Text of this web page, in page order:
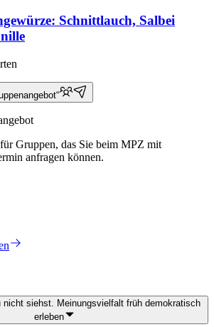
Schnittlauch, Salbei
Gruppen, das Sie beim MPZ mit
anfragen können.
nicht siehst. Meinungsvielfalt früh demokratisch
erleben